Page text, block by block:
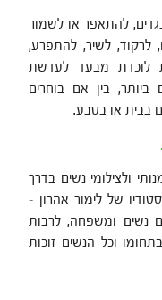
להתאפר או לשמור
לרקוד, לשיר, להתפרע,
לוכדת מבעד לעדשת
בין אם בוחרים
בבית או בטבע.
ולצילומי נשים בדרך
של לימור אהרון –
נשים ומשפחה, לרבות
וכל הנשים זוכות